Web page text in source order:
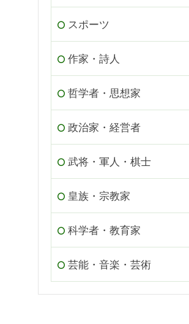
スポーツ
作家・詩人
哲学者・思想家
政治家・経営者
武将・軍人・棋士
皇族・宗教家
科学者・教育家
芸能・音楽・芸術